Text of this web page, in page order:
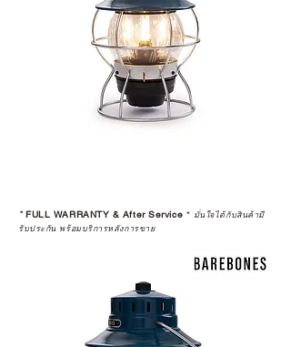
*FULL WARRANTY & After Service * มั่นใจได้กับสินค้ามี
รับประกัน พร้อมบริการหลังการขาย